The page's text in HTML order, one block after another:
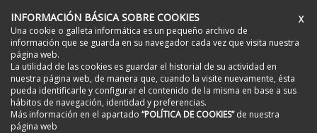
X
INFORMACIÓN BÁSICA SOBRE COOKIES
Una cookie o galleta informática es un pequeño archivo de
información que se guarda en su navegador cada vez que visita nuestra
página web.
La utilidad de las cookies es guardar el historial de su actividad en
nuestra página web, de manera que, cuando la visite nuevamente, ésta
pueda identificarle y configurar el contenido de la misma en base a sus
hábitos de navegación, identidad y preferencias.
Más información en el apartado “POLÍTICA DE COOKIES”de nuestra
página web